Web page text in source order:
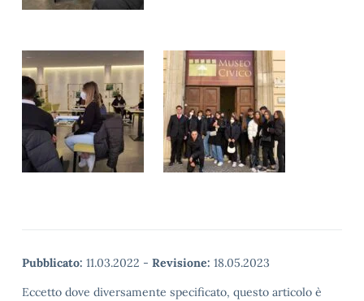
Pubblicato: 11.03.2022 - Revisione: 18.05.2023
Eccetto dove diversamente specificato, questo articolo è